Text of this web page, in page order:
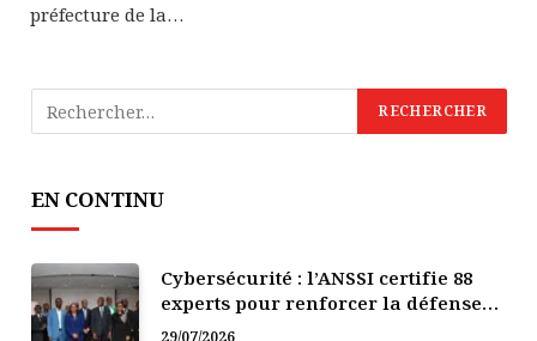
préfecture de la…
EN CONTINU
Cybersécurité : l’ANSSI certifie 88
experts pour renforcer la défense
numérique de la Côte d’Ivoire